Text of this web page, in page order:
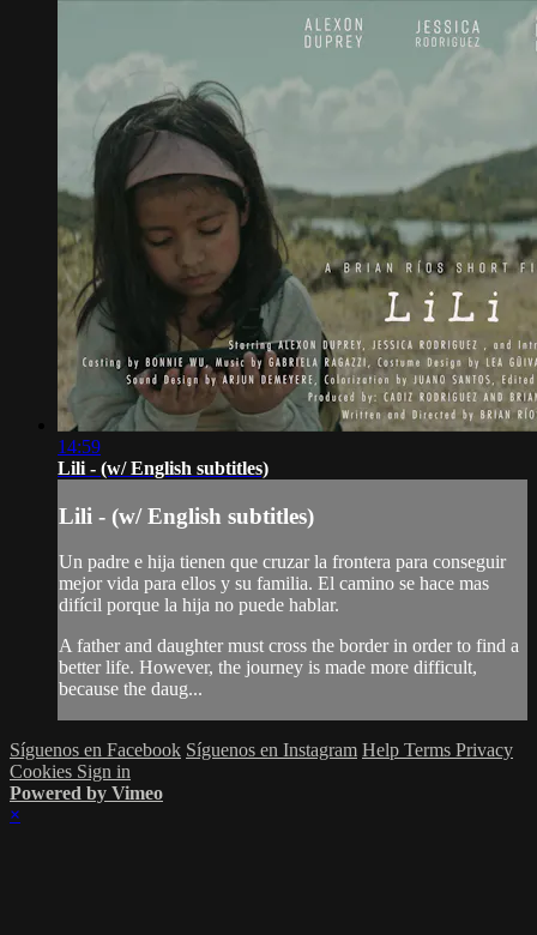
14:59
Lili - (w/ English subtitles)
Lili - (w/ English subtitles)
Un padre e hija tienen que cruzar la frontera para conseguir
mejor vida para ellos y su familia. El camino se hace mas
difícil porque la hija no puede hablar.
A father and daughter must cross the border in order to find a
better life. However, the journey is made more difficult,
because the daug...
Síguenos en Facebook Síguenos en Instagram Help Terms Privacy
Cookies Sign in
Powered by Vimeo
×